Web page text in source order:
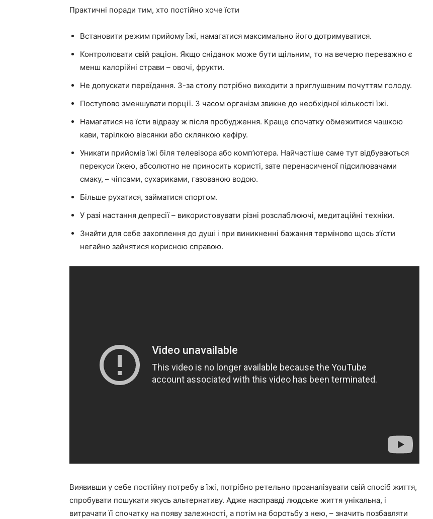
Практичні поради тим, хто постійно хоче їсти
Встановити режим прийому їжі, намагатися максимально його дотримуватися.
Контролювати свій раціон. Якщо сніданок може бути щільним, то на вечерю переважно є
менш калорійні страви – овочі, фрукти.
Не допускати переїдання. З-за столу потрібно виходити з приглушеним почуттям голоду.
Поступово зменшувати порції. З часом організм звикне до необхідної кількості їжі.
Намагатися не їсти відразу ж після пробудження. Краще спочатку обмежитися чашкою
кави, тарілкою вівсянки або склянкою кефіру.
Уникати прийомів їжі біля телевізора або комп’ютера. Найчастіше саме тут відбуваються
перекуси їжею, абсолютно не приносить користі, зате перенасиченої підсилювачами
смаку, – чіпсами, сухариками, газованою водою.
Більше рухатися, займатися спортом.
У разі настання депресії – використовувати різні розслаблюючі, медитаційні техніки.
Знайти для себе захоплення до душі і при виникненні бажання терміново щось з’їсти
негайно зайнятися корисною справою.
Виявивши у себе постійну потребу в їжі, потрібно ретельно проаналізувати свій спосіб життя,
спробувати пошукати якусь альтернативу. Адже насправді людське життя унікальна, і
витрачати її спочатку на появу залежності, а потім на боротьбу з нею, – значить позбавляти